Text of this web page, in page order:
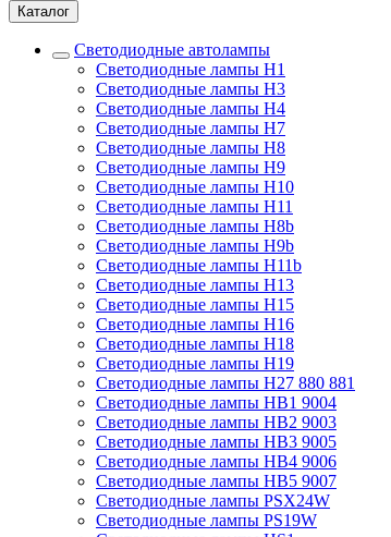
Каталог
Светодиодные автолампы
Светодиодные лампы H1
Светодиодные лампы H3
Светодиодные лампы H4
Светодиодные лампы H7
Светодиодные лампы H8
Светодиодные лампы H9
Светодиодные лампы H10
Светодиодные лампы H11
Светодиодные лампы H8b
Светодиодные лампы H9b
Светодиодные лампы H11b
Светодиодные лампы H13
Светодиодные лампы H15
Светодиодные лампы H16
Светодиодные лампы H18
Светодиодные лампы H19
Светодиодные лампы H27 880 881
Светодиодные лампы HB1 9004
Светодиодные лампы HB2 9003
Светодиодные лампы HB3 9005
Светодиодные лампы HB4 9006
Светодиодные лампы HB5 9007
Светодиодные лампы PSX24W
Светодиодные лампы PS19W